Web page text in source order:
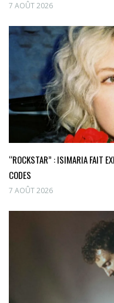
7 AOÛT 2026
“ROCKSTAR” : ISIMARIA FAIT
CODES
7 AOÛT 2026